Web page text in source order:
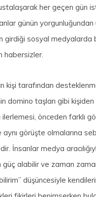
her geçen gün
günün
girdiği sosyal medyalarda
habersizler.
kişi tarafından
domino taşları gibi kişiden
ilerlemesi, önceden farklı
aynı görüşte olmalarına
İnsanlar medya
alabilir ve zaman
düşüncesiyle